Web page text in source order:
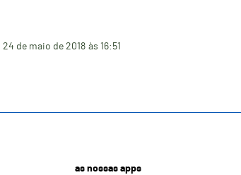
24 de maio de 2018 às 16:51
as nossas apps